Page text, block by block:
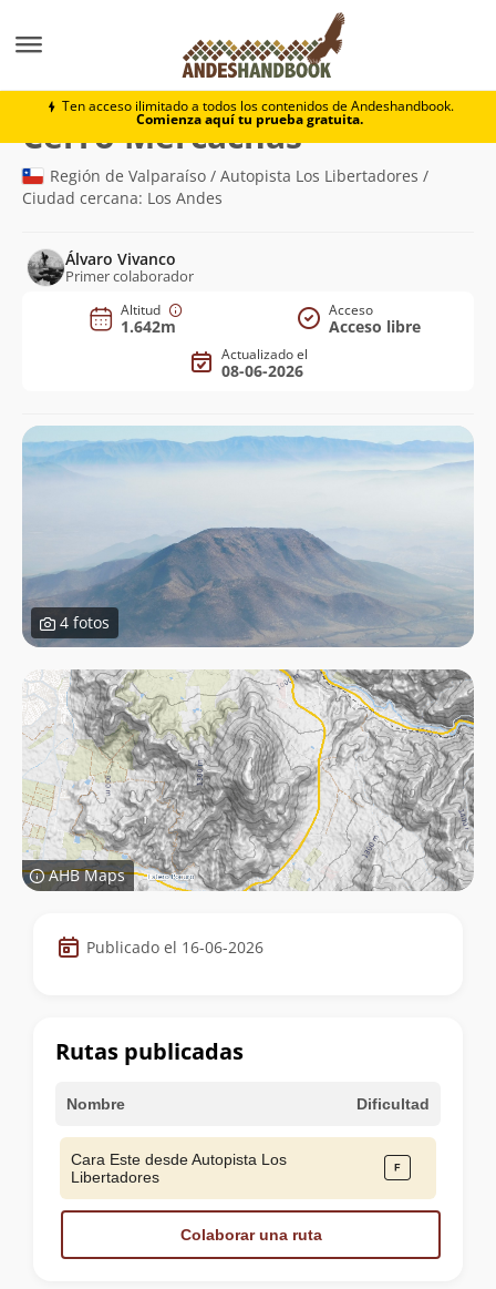
Ten acceso ilimitado a todos los contenidos de Andeshandbook.
Comienza aquí tu prueba gratuita.
Cerro Mercachas
Cerro Mercachas(1.642m)
Región de Valparaíso / Autopista Los Libertadores /
Ciudad cercana: Los Andes
Álvaro Vivanco
Primer colaborador
Altitud
1.642m
Acceso
Acceso libre
Actualizado el
08-06-2026
4 fotos
AHB Maps
Datos
de
cumbre
Publicado el 16-06-2026
Rutas publicadas
Nombre Dificultad
Cara Este desde Autopista Los
Libertadores
Colaborar una ruta